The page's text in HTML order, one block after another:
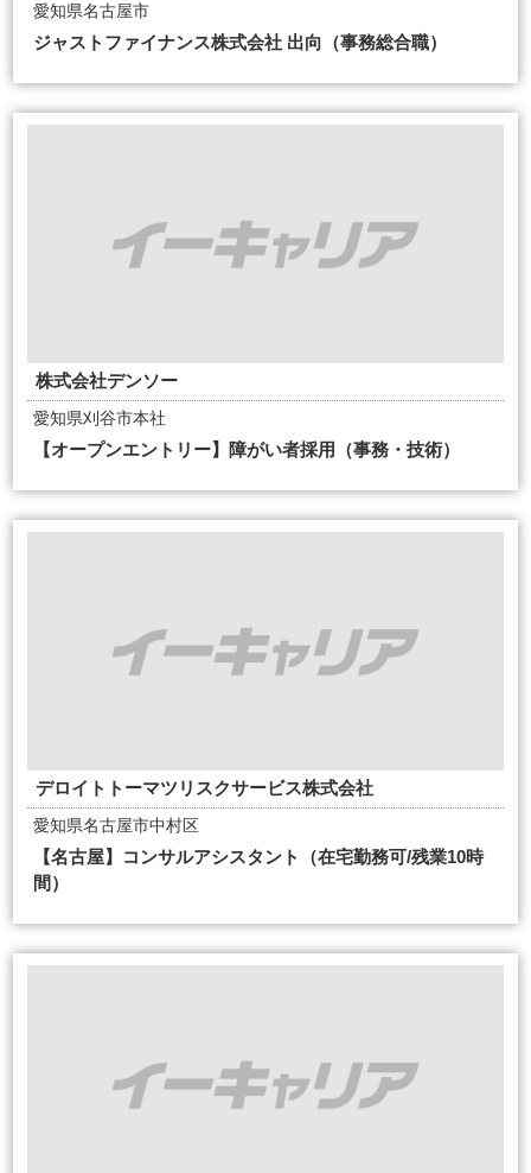
愛知県名古屋市
ジャストファイナンス株式会社 出向（事務総合職）
株式会社デンソー
愛知県刈谷市本社
【オープンエントリー】障がい者採用（事務・技術）
デロイトトーマツリスクサービス株式会社
愛知県名古屋市中村区
【名古屋】コンサルアシスタント（在宅勤務可/残業10時
間）